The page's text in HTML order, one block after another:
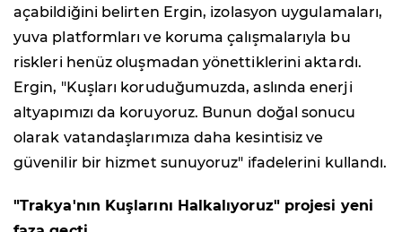
açabildiğini belirten Ergin, izolasyon uygulamaları,
yuva platformları ve koruma çalışmalarıyla bu
riskleri henüz oluşmadan yönettiklerini aktardı.
Ergin, "Kuşları koruduğumuzda, aslında enerji
altyapımızı da koruyoruz. Bunun doğal sonucu
olarak vatandaşlarımıza daha kesintisiz ve
güvenilir bir hizmet sunuyoruz" ifadelerini kullandı.
"Trakya'nın Kuşlarını Halkalıyoruz" projesi yeni